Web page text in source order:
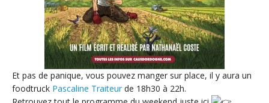
Et pas de panique, vous pouvez manger sur place, il y aura un
foodtruck Pascaline Traiteur de 18h30 à 22h.